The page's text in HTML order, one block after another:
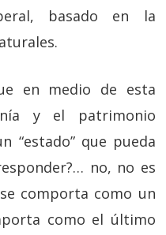
basado en la
en medio de esta
y el patrimonio
“estado” que pueda
no, no es
comporta como un
como el último